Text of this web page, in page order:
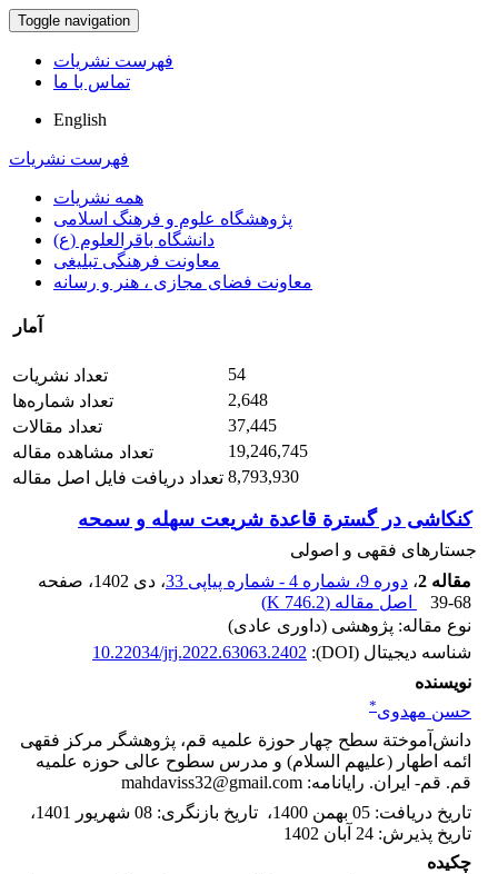
Toggle navigation
فهرست نشریات
تماس با ما
English
فهرست نشریات
همه نشریات
پژوهشگاه علوم و فرهنگ اسلامی
دانشگاه باقرالعلوم (ع)
معاونت فرهنگی تبلیغی
معاونت فضای مجازی ، هنر و رسانه
آمار
تعداد نشریات
54
تعداد شماره‌ها
2,648
تعداد مقالات
37,445
تعداد مشاهده مقاله
19,246,745
تعداد دریافت فایل اصل مقاله 8,793,930
کنکاشی در گسترة قاعدة شریعت سهله و سمحه
جستارهای فقهی و اصولی
مقاله 2
، دوره 9، شماره 4 - شماره پیاپی 33 ، دی 1402
، صفحه
39-68
اصل مقاله (746.2 K
)
نوع مقاله: پژوهشی (داوری عادی)
شناسه دیجیتال (DOI):
10.22034/jrj.2022.63063.2402
نویسنده
حسن مهدوی*
دانش‌آموختة سطح چهار حوزة علمیه قم، پژوهشگر مرکز فقهی
ائمه اطهار (علیهم السلام) و مدرس سطوح عالی حوزه علمیه
قم. قم- ایران. رایانامه: mahdaviss32@gmail.com
تاریخ دریافت: 05 بهمن 1400 ، تاریخ بازنگری: 08 شهریور 1401
،
تاریخ پذیرش: 24 آبان 1402
چکیده